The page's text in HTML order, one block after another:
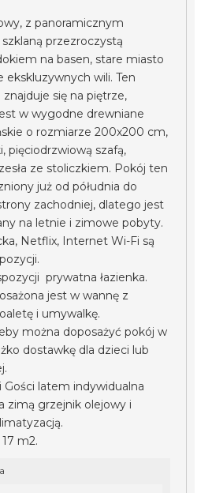
z panoramicznym
przezroczystą
na basen, stare miasto
ekskluzywnych wili. Ten
się na piętrze,
w wygodne drewniane
o rozmiarze 200x200 cm,
pięciodrzwiową szafą,
ze stoliczkiem. Pokój ten
już od półudnia do
zachodniej, dlatego jest
na letnie i zimowe pobyty.
Netflix, Internet Wi-Fi są
prywatna łazienka.
jest w wannę z
i umywalkę.
można doposażyć pokój w
dostawkę dla dzieci lub
Gości latem indywidualna
zimą grzejnik olejowy i
m2.